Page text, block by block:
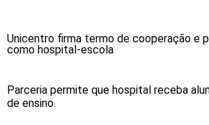
Unicentro firma termo de cooperação e
como hospital-escola
Parceria permite que hospital receba
de ensino.